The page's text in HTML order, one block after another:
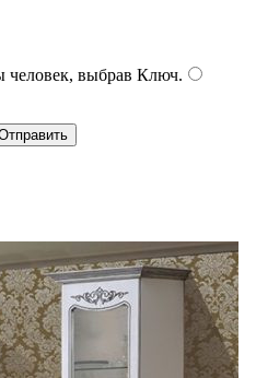
человек, выбрав Ключ.